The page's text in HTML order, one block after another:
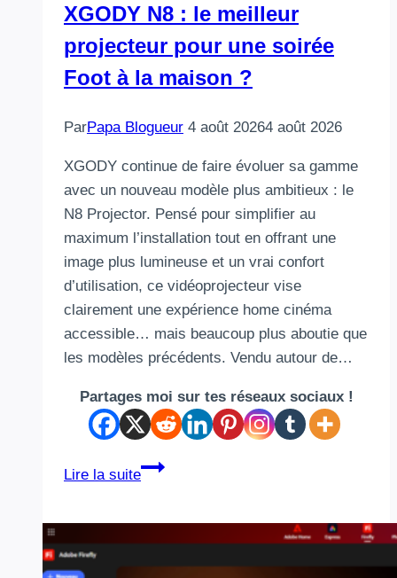
XGODY N8 : le meilleur
projecteur pour une soirée
Foot à la maison ?
ParPapa Blogueur 4 août 20264 août 2026
XGODY continue de faire évoluer sa gamme
avec un nouveau modèle plus ambitieux : le
N8 Projector. Pensé pour simplifier au
maximum l’installation tout en offrant une
image plus lumineuse et un vrai confort
d’utilisation, ce vidéoprojecteur vise
clairement une expérience home cinéma
accessible… mais beaucoup plus aboutie que
les modèles précédents. Vendu autour de…
Partages moi sur tes réseaux sociaux !
Lire la suite
XGODY